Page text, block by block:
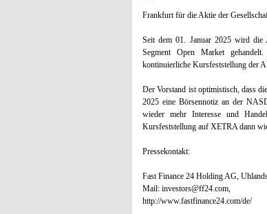
Frankfurt für die Aktie der
Seit dem 01. Januar 2025 wird
Segment Open Market
kontinuierliche Kursfeststellung der
Der Vorstand ist optimistisch, dass
2025 eine Börsennotiz an der
wieder mehr Interesse und
Kursfeststellung auf XETRA dann
Pressekontakt:
Fast Finance 24 Holding AG,
Mail: investors@ff24.com,
http://www.fastfinance24.com/de/